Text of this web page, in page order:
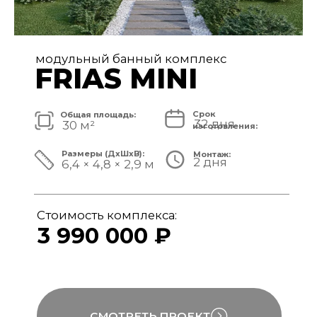
4 890 000 ₽
Монтаж:
2 дня
8,4 × 4,8 × 3,1 м
Размеры (ДxШxВ):
32 дня
изготовления:
40 м²
модульный банный комплекс